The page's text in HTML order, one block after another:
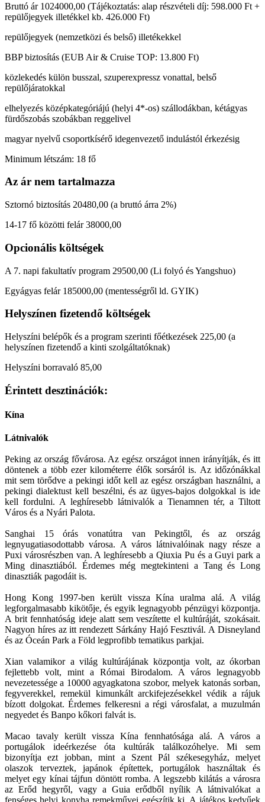
Bruttó ár 1024000,00 (Tájékoztatás: alap részvételi díj: 598.000 Ft +
repülőjegyek illetékkel kb. 426.000 Ft)
repülőjegyek (nemzetközi és belső) illetékekkel
BBP biztosítás (EUB Air & Cruise TOP: 13.800 Ft)
közlekedés külön busszal, szuperexpressz vonattal, belső
repülőjáratokkal
elhelyezés középkategóriájú (helyi 4*-os) szállodákban, kétágyas
fürdőszobás szobákban reggelivel
magyar nyelvű csoportkísérő idegenvezető indulástól érkezésig
Minimum létszám: 18 fő
Az ár nem tartalmazza
Sztornó biztosítás 20480,00 (a bruttó árra 2%)
14-17 fő közötti felár 38000,00
Opcionális költségek
A 7. napi fakultatív program 29500,00 (Li folyó és Yangshuo)
Egyágyas felár 185000,00 (mentességről ld. GYIK)
Helyszínen fizetendő költségek
Helyszíni belépők és a program szerinti főétkezések 225,00 (a
helyszínen fizetendő a kinti szolgáltatóknak)
Helyszíni borravaló 85,00
Érintett desztinációk:
Kína
Látnivalók
Peking az ország fővárosa. Az egész országot innen irányítják, és itt
döntenek a több ezer kilométerre élők sorsáról is. Az időzónákkal
mit sem törődve a pekingi időt kell az egész országban használni, a
pekingi dialektust kell beszélni, és az ügyes-bajos dolgokkal is ide
kell fordulni. A leghíresebb látnivalók a Tienamnen tér, a Tiltott
Város és a Nyári Palota.
Sanghai 15 órás vonatútra van Pekingtől, és az ország
legnyugatiasodottabb városa. A város látnivalóinak nagy része a
Puxi városrészben van. A leghíresebb a Qiuxia Pu és a Guyi park a
Ming dinasztiából. Érdemes még megtekinteni a Tang és Long
dinasztiák pagodáit is.
Hong Kong 1997-ben került vissza Kína uralma alá. A világ
legforgalmasabb kikötője, és egyik legnagyobb pénzügyi központja.
A brit fennhatóság ideje alatt sem veszítette el kultúráját, szokásait.
Nagyon híres az itt rendezett Sárkány Hajó Fesztivál. A Disneyland
és az Óceán Park a Föld legprofibb tematikus parkjai.
Xian valamikor a világ kultúrájának központja volt, az ókorban
fejlettebb volt, mint a Római Birodalom. A város legnagyobb
nevezetessége a 10000 agyagkatona szobor, melyek katonás sorban,
fegyverekkel, remekül kimunkált arckifejezésekkel védik a rájuk
bízott dolgokat. Érdemes felkeresni a régi városfalat, a muzulmán
negyedet és Banpo kőkori falvát is.
Macao tavaly került vissza Kína fennhatósága alá. A város a
portugálok ideérkezése óta kultúrák találkozóhelye. Mi sem
bizonyítja ezt jobban, mint a Szent Pál székesegyház, melyet
olaszok terveztek, japánok építettek, portugálok használtak és
melyet egy kínai tájfun döntött romba. A legszebb kilátás a városra
az Erőd hegyről, vagy a Guia erődből nyílik A látnivalókat a